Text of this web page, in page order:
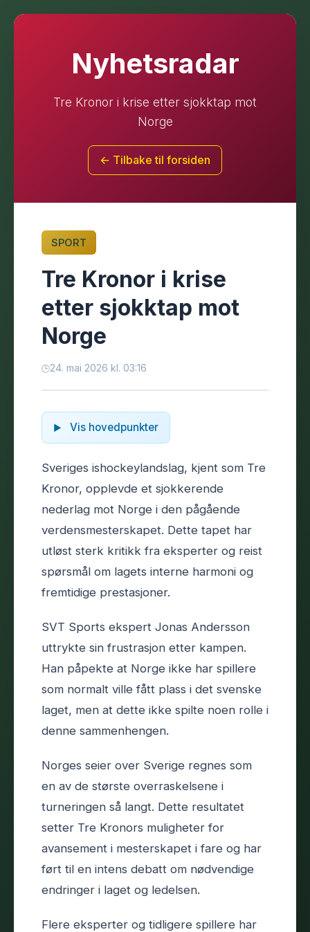
Nyhetsradar
Tre Kronor i krise etter sjokktap mot
Norge
← Tilbake til forsiden
SPORT
Tre Kronor i krise
etter sjokktap mot
Norge
24. mai 2026 kl. 03:16
Vis hovedpunkter
Sveriges ishockeylandslag, kjent som Tre
Kronor, opplevde et sjokkerende
nederlag mot Norge i den pågående
verdensmesterskapet. Dette tapet har
utløst sterk kritikk fra eksperter og reist
spørsmål om lagets interne harmoni og
fremtidige prestasjoner.
SVT Sports ekspert Jonas Andersson
uttrykte sin frustrasjon etter kampen.
Han påpekte at Norge ikke har spillere
som normalt ville fått plass i det svenske
laget, men at dette ikke spilte noen rolle i
denne sammenhengen.
Norges seier over Sverige regnes som
en av de største overraskelsene i
turneringen så langt. Dette resultatet
setter Tre Kronors muligheter for
avansement i mesterskapet i fare og har
ført til en intens debatt om nødvendige
endringer i laget og ledelsen.
Flere eksperter og tidligere spillere har